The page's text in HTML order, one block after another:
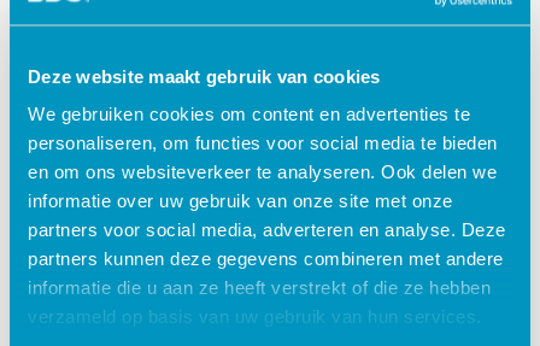
Deze website maakt gebruik van cookies
We gebruiken cookies om content en advertenties te
personaliseren, om functies voor social media te bieden
en om ons websiteverkeer te analyseren. Ook delen we
informatie over uw gebruik van onze site met onze
partners voor social media, adverteren en analyse. Deze
partners kunnen deze gegevens combineren met andere
informatie die u aan ze heeft verstrekt of die ze hebben
verzameld op basis van uw gebruik van hun services.
contact. We zijn verder aan het kijken en hebben voor de
producten. De SDB software is logisch van opzet en sluiten
goed aan op SDB Roosterplanning. Maar zover zijn we nog
niet, onder meer door alle impact van corona. Voor nu kan ik
zeggen dat we tevreden zijn over SDB Planning.’
Branche: Kinderopvang